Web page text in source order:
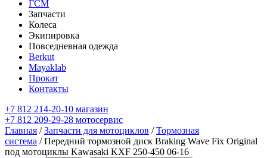
ГСМ
Запчасти
Колеса
Экипировка
Повседневная одежда
Berkut
Mayaklab
Прокат
Контакты
+7 812 214-20-10 магазин
+7 812 209-29-28 мотосервис
Главная /Запчасти для мотоциклов /Тормозная
система / Передний тормозной диск Braking Wave Fix Original
под мотоциклы Kawasaki KXF 250-450 06-16